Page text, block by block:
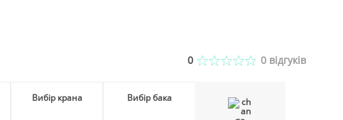
0 0 відгуків
Вибір крана Вибір бака